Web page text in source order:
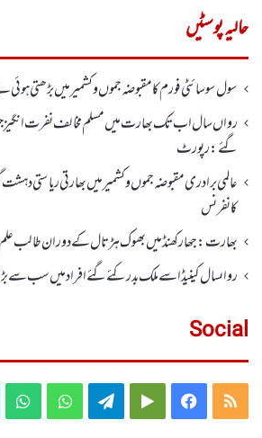
حالیہ پوسٹیں
سول سوسائٹی فورم کا مقبوضہ جموں وکشمیر میں بڑھتی
گئے: رپورٹ
عالمی برادری مقبوضہ جموں وکشمیر میں بھارتی ریاستی
کانفرنس
بھارت :جھارکھنڈمیں بھوک ہڑتال کے دوران طالب علم
رواںسال کینیڈا سے ملک بدر کئے گئے افراد میں سب سے
Social
RSS
Facebook
Google
Telegram